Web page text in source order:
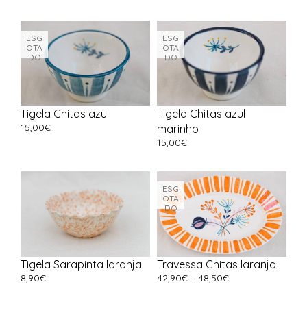
ESG
OTA
DO
Tigela Chitas azul
15,00€
ESG
OTA
DO
Tigela Chitas azul
marinho
15,00€
Tigela Sarapinta laranja
8,90€
ESG
OTA
DO
Travessa Chitas laranja
42,90€ – 48,50€